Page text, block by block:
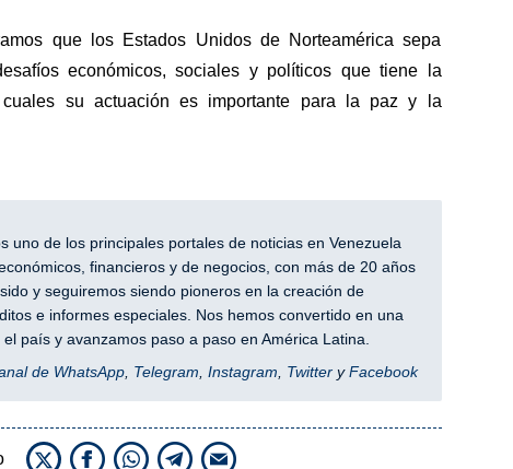
que los Estados Unidos de Norteamérica sepa
económicos, sociales y políticos que tiene la
su actuación es importante para la paz y la
uno de los principales portales de noticias en Venezuela
financieros y de negocios, con más de 20 años
y seguiremos siendo pioneros en la creación de
e informes especiales. Nos hemos convertido en una
país y avanzamos paso a paso en América Latina.
de WhatsApp, Telegram Instagram TwitteryFacebook